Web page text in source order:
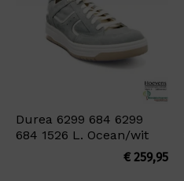
Durea 6299 684 6299
684 1526 L. Ocean/wit
€259,95